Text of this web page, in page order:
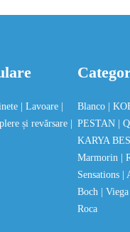
| Lavoare
și revărsare
Blanco |
PESTAN
|
KARYA
Marmorin
|
Sensations
|
Boch
| Viega
Roca